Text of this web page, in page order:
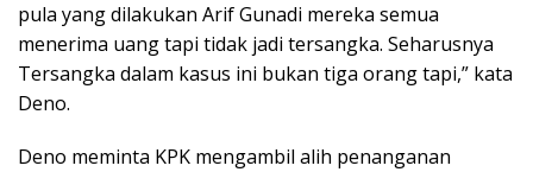
pula yang dilakukan Arif Gunadi mereka semua
menerima uang tapi tidak jadi tersangka. Seharusnya
Tersangka dalam kasus ini bukan tiga orang tapi,” kata
Deno.
Deno meminta KPK mengambil alih penanganan